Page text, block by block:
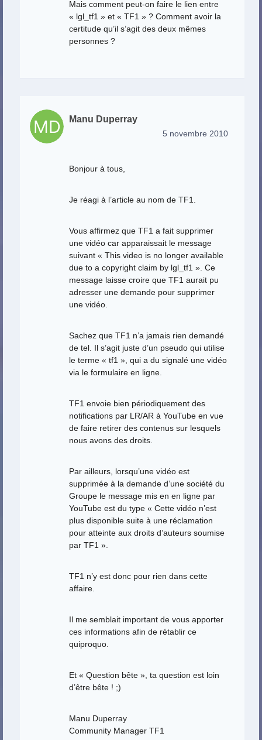
Mais comment peut-on faire le lien entre
« lgl_tf1 » et « TF1 » ? Comment avoir la
certitude qu’il s’agit des deux mêmes
personnes ?
Manu Duperray
5 novembre 2010
Bonjour à tous,
Je réagi à l’article au nom de TF1.
Vous affirmez que TF1 a fait supprimer
une vidéo car apparaissait le message
suivant « This video is no longer available
due to a copyright claim by lgl_tf1 ». Ce
message laisse croire que TF1 aurait pu
adresser une demande pour supprimer
une vidéo.
Sachez que TF1 n’a jamais rien demandé
de tel. Il s’agit juste d’un pseudo qui utilise
le terme « tf1 », qui a du signalé une vidéo
via le formulaire en ligne.
TF1 envoie bien périodiquement des
notifications par LR/AR à YouTube en vue
de faire retirer des contenus sur lesquels
nous avons des droits.
Par ailleurs, lorsqu’une vidéo est
supprimée à la demande d’une société du
Groupe le message mis en en ligne par
YouTube est du type « Cette vidéo n’est
plus disponible suite à une réclamation
pour atteinte aux droits d’auteurs soumise
par TF1 ».
TF1 n’y est donc pour rien dans cette
affaire.
Il me semblait important de vous apporter
ces informations afin de rétablir ce
quiproquo.
Et « Question bête », ta question est loin
d’être bête ! ;)
Manu Duperray
Community Manager TF1